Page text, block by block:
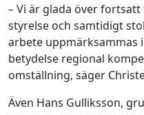
– Vi är glada över fortsatt
styrelse och samtidigt
arbete uppmärksammas
betydelse regional
omställning, säger
Även Hans Gulliksson,